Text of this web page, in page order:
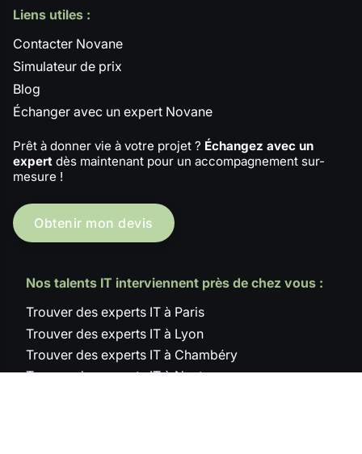
Liens utiles :
Contacter Novane
Simulateur de prix
Blog
Échanger avec un expert Novane
Prêt à donner vie à votre projet ? Échangez avec un
expert dès maintenant pour un accompagnement sur-
mesure !
Obtenir mon devis
Nos talents IT interviennent près de chez vous :
Trouver des experts IT à Paris
Trouver des experts IT à Lyon
Trouver des experts IT à Chambéry
Trouver des experts IT à Nantes